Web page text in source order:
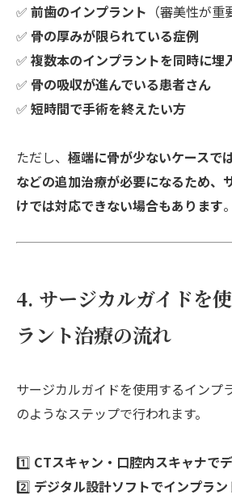
✅ 前歯のインプラント （審美性が重
✅ 骨の厚みが限られている症例
✅ 複数本のインプラントを同時に埋
✅ 骨の吸収が進んでいる患者さん
✅ 短時間で手術を終えたい方
ただし、 極端に骨が少ないケースで
などの追加治療が必要になるため、
けでは対応できない場合もあります。
4. サージカルガイドを
ラント治療の流れ
サージカルガイドを使用するインプ
のようなステップで行われます。
1️⃣ CTスキャン・口腔内スキャナで
2️⃣ デジタル設計ソフトでインプラ